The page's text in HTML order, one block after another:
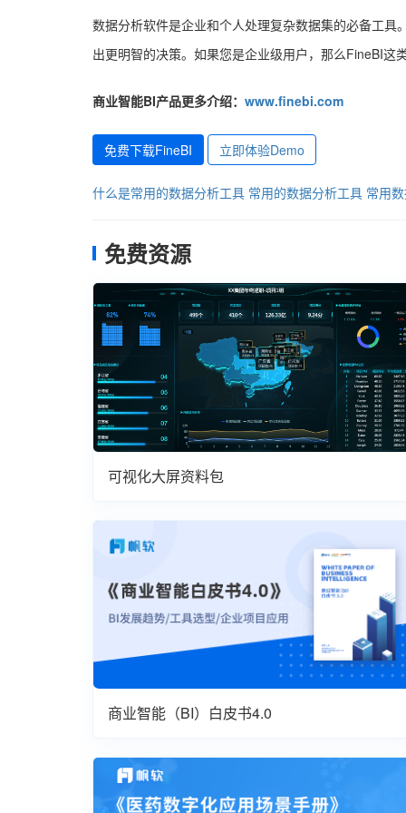
数据分析软件是企业和个人处理复杂数据集的必备工
出更明智的决策。如果您是企业级用户，那么FineBI这
商业智能BI产品更多介绍： www.finebi.com
免费下载FineBI 立即体验Demo
什么是常用的数据分析工具 常用的数据分析工具 常用
免费资源
可视化大屏资料包
商业智能（BI）白皮书4.0